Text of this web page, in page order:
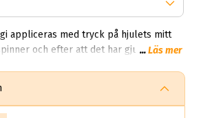
appliceras med tryck på hjulets mitt
och efter att det har gjutits vilket
stöttålighet samt förmågan att öka
med ett traditionellt gjutet fälgar.
...Läs mer